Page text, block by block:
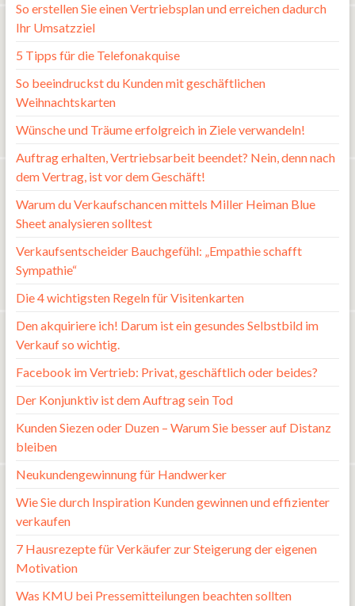
So erstellen Sie einen Vertriebsplan und erreichen dadurch
Ihr Umsatzziel
5 Tipps für die Telefonakquise
So beeindruckst du Kunden mit geschäftlichen
Weihnachtskarten
Wünsche und Träume erfolgreich in Ziele verwandeln!
Auftrag erhalten, Vertriebsarbeit beendet? Nein, denn nach
dem Vertrag, ist vor dem Geschäft!
Warum du Verkaufschancen mittels Miller Heiman Blue
Sheet analysieren solltest
Verkaufsentscheider Bauchgefühl: „Empathie schafft
Sympathie“
Die 4 wichtigsten Regeln für Visitenkarten
Den akquiriere ich! Darum ist ein gesundes Selbstbild im
Verkauf so wichtig.
Facebook im Vertrieb: Privat, geschäftlich oder beides?
Der Konjunktiv ist dem Auftrag sein Tod
Kunden Siezen oder Duzen – Warum Sie besser auf Distanz
bleiben
Neukundengewinnung für Handwerker
Wie Sie durch Inspiration Kunden gewinnen und effizienter
verkaufen
7 Hausrezepte für Verkäufer zur Steigerung der eigenen
Motivation
Was KMU bei Pressemitteilungen beachten sollten